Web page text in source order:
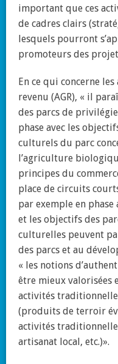
important que ces
de cadres clairs
lesquels pourront
promoteurs des
En ce qui concerne
revenu (AGR), « il
des parcs de
phase avec les
culturels du parc
l’agriculture
principes du
place de circuits
par exemple en
et les objectifs des
culturelles peuvent
des parcs et au
« les notions
être mieux valorisées
activités
(produits de terroir
activités
artisanat local, etc.)».